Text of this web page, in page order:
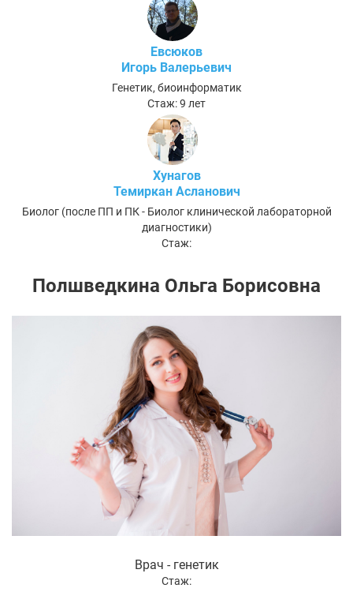
Евсюков
Игорь Валерьевич
Генетик, биоинформатик
Стаж: 9 лет
Хунагов
Темиркан Асланович
Биолог (после ПП и ПК - Биолог клинической лабораторной
диагностики)
Стаж:
Полшведкина Ольга Борисовна
Врач - генетик
Стаж: